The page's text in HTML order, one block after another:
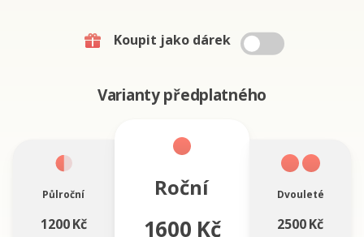
Koupit jako dárek
Varianty předplatného
Půlroční
1200 Kč
Roční
1600 Kč
Dvouleté
2500 Kč